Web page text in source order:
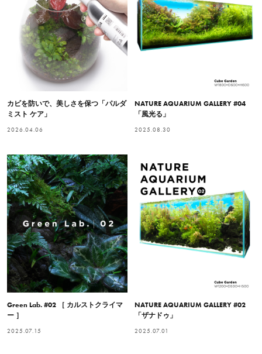
カビを防いで、美しさを保つ「パルダ
ミスト ケア」
2026.04.06
NATURE AQUARIUM GALLERY #04
「風光る」
2025.08.30
Green Lab. #02 ［ カルストクライマ
ー ］
2025.07.15
NATURE AQUARIUM GALLERY #02
「ザナドゥ」
2025.07.01